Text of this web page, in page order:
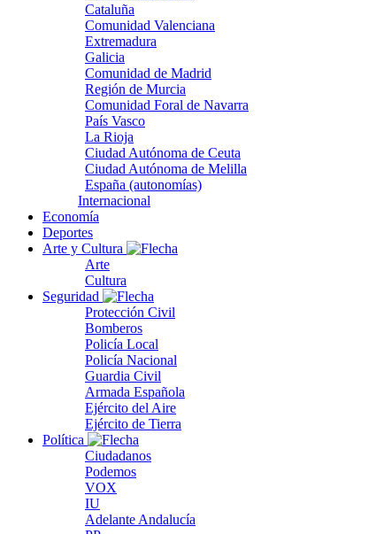
Cataluña
Comunidad Valenciana
Extremadura
Galicia
Comunidad de Madrid
Región de Murcia
Comunidad Foral de Navarra
País Vasco
La Rioja
Ciudad Autónoma de Ceuta
Ciudad Autónoma de Melilla
España (autonomías)
Internacional
Economía
Deportes
Arte y Cultura
Arte
Cultura
Seguridad
Protección Civil
Bomberos
Policía Local
Policía Nacional
Guardia Civil
Armada Española
Ejército del Aire
Ejército de Tierra
Política
Ciudadanos
Podemos
VOX
IU
Adelante Andalucía